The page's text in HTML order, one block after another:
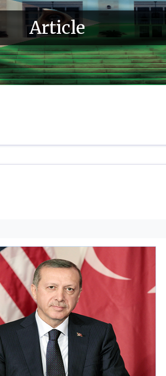
Article